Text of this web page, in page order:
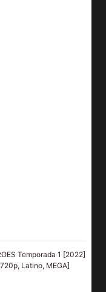
Temporada 1 [2022]
Latino, MEGA]